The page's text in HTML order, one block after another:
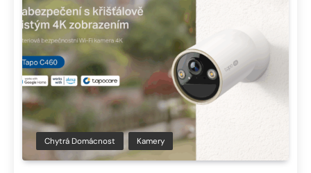
Chytrá Domácnost Kamery